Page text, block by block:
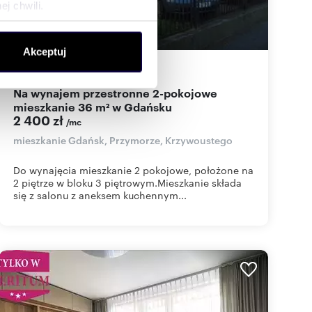
chwili.
społecznościowym,
od Ciebie lub
Akceptuj
36m 2 67zł/m
Na wynajem przestronne 2-pokojowe
mieszkanie 36 m² w Gdańsku
2 400 zł /mc
mieszkanie Gdańsk, Przymorze, Krzywoustego
Do wynajęcia mieszkanie 2 pokojowe, położone na
2 piętrze w bloku 3 piętrowym.Mieszkanie składa
się z salonu z aneksem kuchennym...